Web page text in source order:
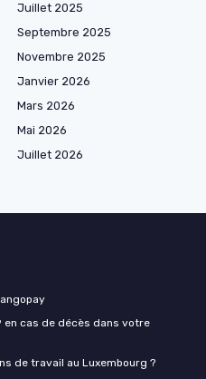
Juillet 2025
Septembre 2025
Novembre 2025
Janvier 2026
Mars 2026
Mai 2026
Juillet 2026
en cas de décès dans votre
de travail au Luxembourg ?